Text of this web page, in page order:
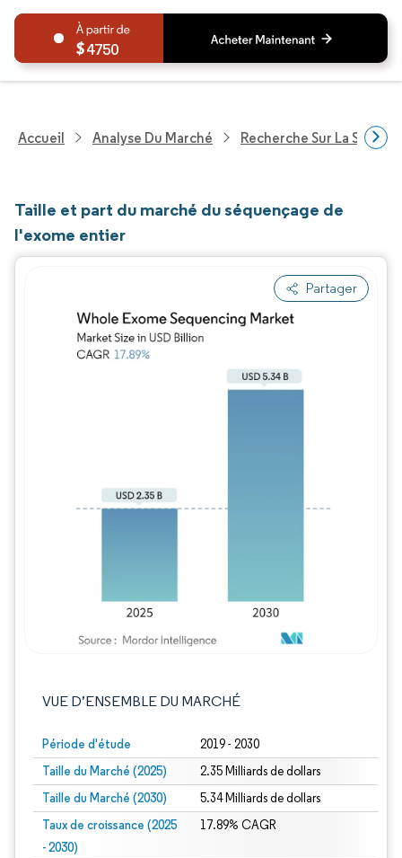
4750
Accueil Analyse Du Marché Recherche Sur La Santé
Taille et part du marché du séquençage de
l'exome entier
Partager
VUE D’ENSEMBLE DU MARCHÉ
Période d'étude 2019 - 2030
Taille du Marché (2025) 2.35 Milliards de dollars
Taille du Marché (2030) 5.34 Milliards de dollars
Taux de croissance (2025
- 2030)
17.89% CAGR